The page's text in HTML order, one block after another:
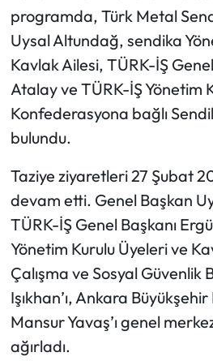
programda, Türk Metal
Uysal Altundağ, sendika
Kavlak Ailesi, TÜRK-İŞ
Atalay ve TÜRK-İŞ Yönetim
Konfederasyona bağlı
bulundu.
Taziye ziyaretleri 27 Şubat
devam etti. Genel Başkan
TÜRK-İŞ Genel Başkanı
Yönetim Kurulu Üyeleri ve
Çalışma ve Sosyal Güvenlik
Işıkhan’ı, Ankara
Mansur Yavaş’ı genel
ağırladı.